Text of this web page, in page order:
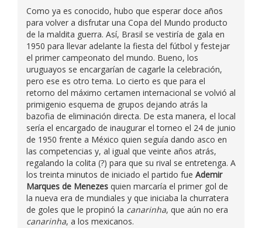
Como ya es conocido, hubo que esperar doce años
para volver a disfrutar una Copa del Mundo producto
de la maldita guerra. Así, Brasil se vestiría de gala en
1950 para llevar adelante la fiesta del fútbol y festejar
el primer campeonato del mundo. Bueno, los
uruguayos se encargarían de cagarle la celebración,
pero ese es otro tema. Lo cierto es que para el
retorno del máximo certamen internacional se volvió al
primigenio esquema de grupos dejando atrás la
bazofia de eliminación directa. De esta manera, el local
sería el encargado de inaugurar el torneo el 24 de junio
de 1950 frente a México quien seguía dando asco en
las competencias y, al igual que veinte años atrás,
regalando la colita (?) para que su rival se entretenga. A
los treinta minutos de iniciado el partido fue Ademir
Marques de Menezes quien marcaría el primer gol de
la nueva era de mundiales y que iniciaba la churratera
de goles que le propinó la canarinha, que aún no era
canarinha, a los mexicanos.